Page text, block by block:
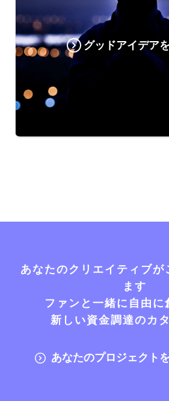
グッドアイデア
あなたのクリエイティブが
ます
ファンと一緒に自由に
新しい資金調達のカ
あなたのプロジェクト